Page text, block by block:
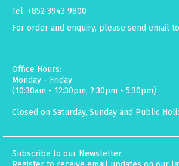
Tel: +852 3943 9800
For order and enquiry, please send email to
Office Hours:
Monday - Friday
(10:30am - 12:30pm; 2:30pm - 5:30pm)
Closed on Saturday, Sunday and Public
Subscribe to our Newsletter.